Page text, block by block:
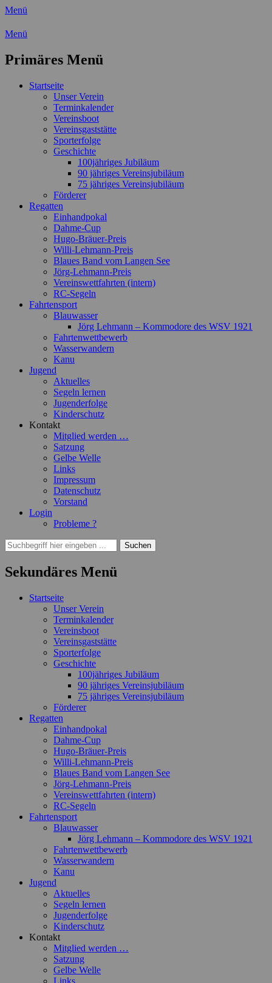
Menü
Wassersport-Verein 1921 e.V.
Freizeit mit der ganzen Familie
Menü
Primäres Menü
Zum
Startseite
Unser Verein
Terminkalender
Vereinsboot
Vereinsgaststätte
Sporterfolge
Geschichte
100jähriges Jubiläum
90 jähriges Vereinsjubiläum
75 jähriges Vereinsjubiläum
Förderer
Regatten
Einhandpokal
Dahme-Cup
Hugo-Bräuer-Preis
Willi-Lehmann-Preis
Blaues Band vom Langen See
Jörg-Lehmann-Preis
Vereinswettfahrten (intern)
RC-Segeln
Fahrtensport
Blauwasser
Jörg Lehmann – Kommodore des WSV 1921
Fahrtenwettbewerb
Wasserwandern
Kanu
Jugend
Aktuelles
Segeln lernen
Jugenderfolge
Kinderschutz
Kontakt
Mitglied werden …
Satzung
Gelbe Welle
Links
Impressum
Datenschutz
Vorstand
Login
Probleme ?
Suchen
Suchen
nach:
Sekundäres Menü
Zum
Startseite
Unser Verein
Terminkalender
Vereinsboot
Vereinsgaststätte
Sporterfolge
Geschichte
100jähriges Jubiläum
90 jähriges Vereinsjubiläum
75 jähriges Vereinsjubiläum
Förderer
Regatten
Einhandpokal
Dahme-Cup
Hugo-Bräuer-Preis
Willi-Lehmann-Preis
Blaues Band vom Langen See
Jörg-Lehmann-Preis
Vereinswettfahrten (intern)
RC-Segeln
Fahrtensport
Blauwasser
Jörg Lehmann – Kommodore des WSV 1921
Fahrtenwettbewerb
Wasserwandern
Kanu
Jugend
Aktuelles
Segeln lernen
Jugenderfolge
Kinderschutz
Kontakt
Mitglied werden …
Satzung
Gelbe Welle
Links